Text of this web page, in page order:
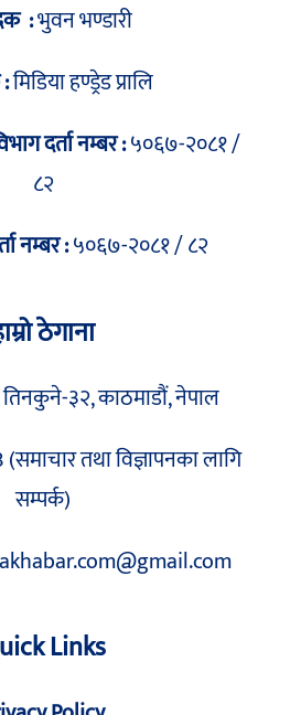
:भुवन भण्डारी
:मिडिया हण्ड्रेड प्रालि
दर्ता नम्बर :५०६७-२०८१ /
८२
नम्बर :५०६७-२०८१ / ८२
ठेगाना
तिनकुने-३२, काठमाडौं, नेपाल
तथा विज्ञापनका लागि
सम्पर्क)
Links